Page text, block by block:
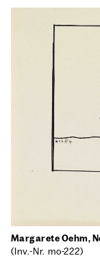
Mar­ga­re­te Oehm,
(Inv.-Nr. mo-222)